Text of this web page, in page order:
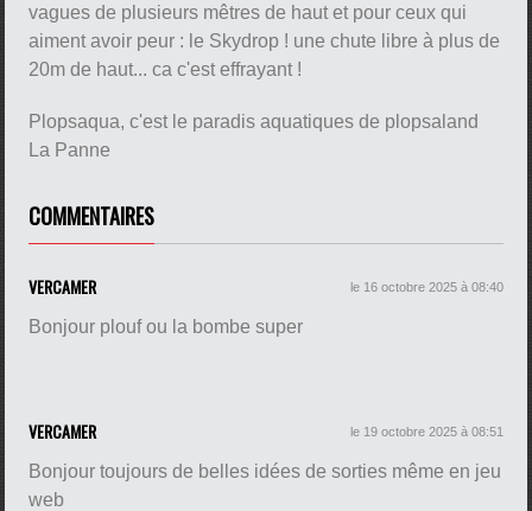
vagues de plusieurs mêtres de haut et pour ceux qui
aiment avoir peur : le Skydrop ! une chute libre à plus de
20m de haut... ca c'est effrayant !
Plopsaqua, c'est le paradis aquatiques de plopsaland
La Panne
COMMENTAIRES
VERCAMER le 16 octobre 2025 à 08:40
Bonjour plouf ou la bombe super
VERCAMER le 19 octobre 2025 à 08:51
Bonjour toujours de belles idées de sorties même en jeu
web